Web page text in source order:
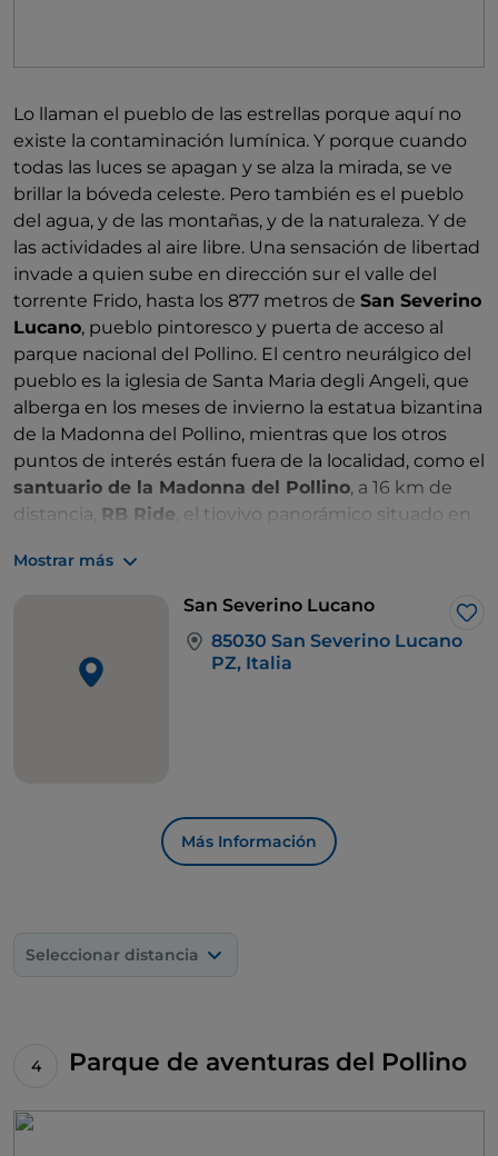
Lo llaman el pueblo de las estrellas porque aquí no
existe la contaminación lumínica. Y porque cuando
todas las luces se apagan y se alza la mirada, se ve
brillar la bóveda celeste. Pero también es el pueblo
del agua, y de las montañas, y de la naturaleza. Y de
las actividades al aire libre. Una sensación de libertad
invade a quien sube en dirección sur el valle del
torrente Frido, hasta los 877 metros de San Severino
Lucano, pueblo pintoresco y puerta de acceso al
parque nacional del Pollino. El centro neurálgico del
pueblo es la iglesia de Santa Maria degli Angeli, que
alberga en los meses de invierno la estatua bizantina
de la Madonna del Pollino, mientras que los otros
puntos de interés están fuera de la localidad, como el
santuario de la Madonna del Pollino, a 16 km de
distancia, RB Ride , el tiovivo panorámico situado en
Magnano, con 1000 hectáreas de árboles surcadas
por arroyos en una atmósfera de elfos y ninfas
parque de aventuras del
Mostrar más
San Severino Lucano
Me
85030 San Severino Lucano
PZ, Italia
Más Información
Seleccionar distancia
Parque de aventuras del Pollino